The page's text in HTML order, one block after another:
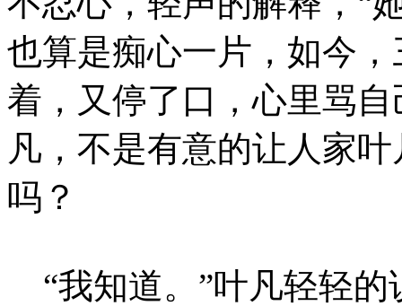
也算是痴心一片，如今
着，又停了口，心里骂
凡，不是有意的让人家
吗？
“我知道。”叶凡轻轻的